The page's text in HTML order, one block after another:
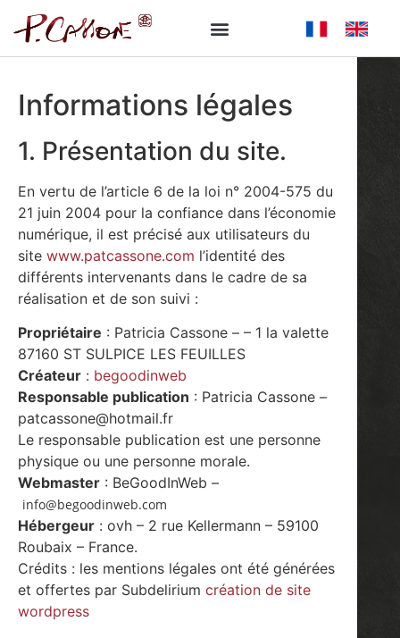
Informations légales
1. Présentation du site.
En vertu de l’article 6 de la loi n° 2004-575 du
21 juin 2004 pour la confiance dans l’économie
numérique, il est précisé aux utilisateurs du
site www.patcassone.com l’identité des
différents intervenants dans le cadre de sa
réalisation et de son suivi :
Propriétaire : Patricia Cassone – – 1 la valette
87160 ST SULPICE LES FEUILLES
Créateur : begoodinweb
Responsable publication : Patricia Cassone –
patcassone@hotmail.fr
Le responsable publication est une personne
physique ou une personne morale.
Webmaster : BeGoodInWeb –
info@begoodinweb.com
Hébergeur : ovh – 2 rue Kellermann – 59100
Roubaix – France.
Crédits : les mentions légales ont été générées
et offertes par Subdelirium création de site
wordpress